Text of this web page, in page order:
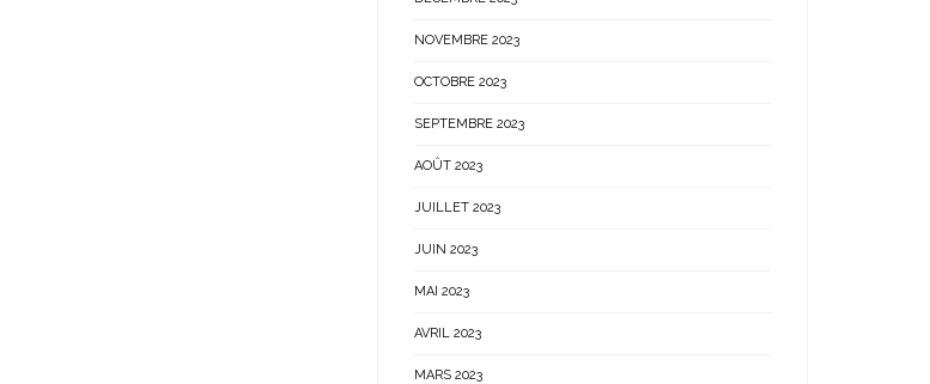
NOVEMBRE 2023
OCTOBRE 2023
SEPTEMBRE 2023
AOÛT 2023
JUILLET 2023
JUIN 2023
MAI 2023
AVRIL 2023
MARS 2023